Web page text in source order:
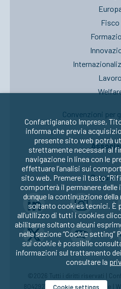
Fisco
Lavoro
Convenzioni per
Seguici
©2026 Tutti i diritti riservati |
80429270582 |Privacy|Cookie
Confartigianato Imprese,
informa che previa
presente sito web potrà
strettamente necessari al
navigazione in linea con le
effettuare l’analisi sui
sito web. Premere il tasto
comporterà il permanere
dunque la continuazione
soltanto cookies tecnici. È
all’utilizzo di tutti i cookies
abilitarne soltanto alcuni
nella sezione “Cookie setting”
sui cookie è possibile
informazioni sul trattamento
consultare la
Cookie settings